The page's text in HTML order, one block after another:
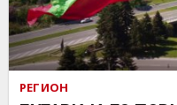
РЕГИОН